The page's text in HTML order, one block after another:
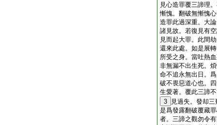
見心造罪覆三諦理
慚愧。翻破無慚愧
造罪此過深重。大
諸見故。若復見有
見而起大罪。此間
還來此處。如是展
所受之身。當吐熱
非無漏不出生死。
命不追永無出日。
破不畏惡道心也。
生愛著。覆此三諦
3
見過失。發却
是爲發露翻破覆藏
者。三諦之觀勿令